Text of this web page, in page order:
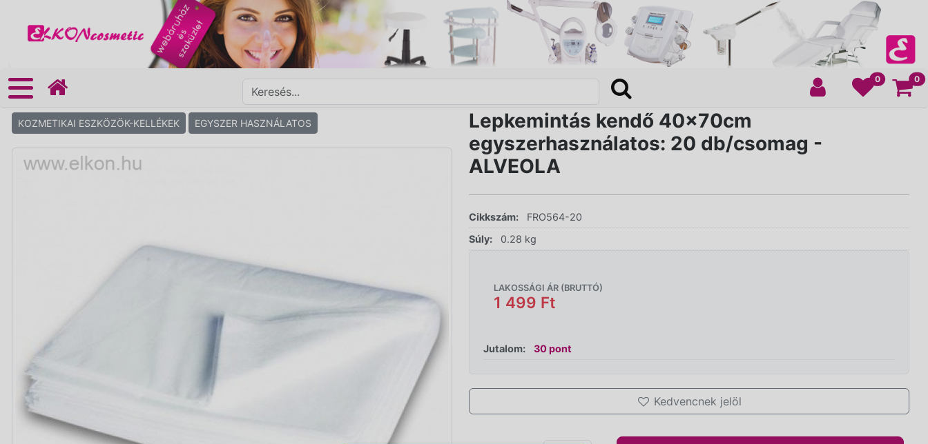
0 0
KOZMETIKAI ESZKÖZÖK-KELLÉKEK EGYSZER HASZNÁLATOS
Lepkemintás kendő 40x70cm
egyszerhasználatos: 20 db/csomag -
ALVEOLA
Cikkszám:
FRO564-20
Súly:
0.28 kg
LAKOSSÁGI ÁR (BRUTTÓ)
1 499 Ft
Jutalom: 30 pont
Kedvencnek jelöl